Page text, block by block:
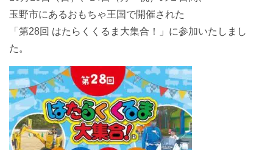
玉野市にあるおもちゃ王国で開催された
「第28回 はたらくくるま大集合！」に参加いたしまし
た。